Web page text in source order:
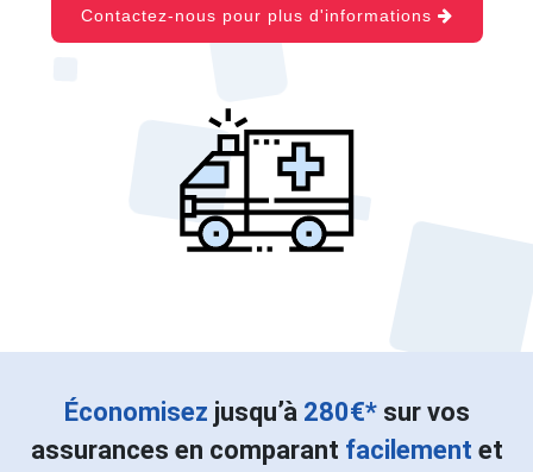
Contactez-nous pour plus d'informations
Économisez jusqu’à 280€*sur vos
assurances en comparant facilement et